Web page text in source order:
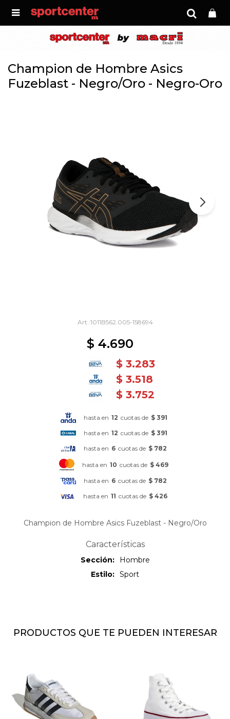

Champion de Hombre Asics
Fuzeblast - Negro/Oro - Negro-Oro
1011B562.005-158694
$ 4.690
$ 3.283
$ 3.518
$ 3.752
hasta en 12 cuotas de $ 391
hasta en 12 cuotas de $ 391
hasta en 6 cuotas de $ 782
hasta en 10 cuotas de $ 469
hasta en 6 cuotas de $ 782
hasta en 11 cuotas de $ 426
Champion de Hombre Asics Fuzeblast - Negro/Oro
Características
Sección
Hombre
Estilo
Sport
PRODUCTOS QUE TE PUEDEN INTERESAR